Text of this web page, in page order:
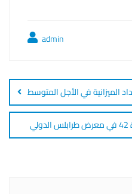
admin
Post
navigation
الميزانية في الأجل المتوسط